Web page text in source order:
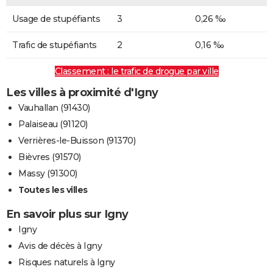
Usage de stupéfiants 3 0,26 ‰
Trafic de stupéfiants 2 0,16 ‰
Classement : le trafic de drogue par ville
Les villes à proximité d'Igny
Vauhallan (91430)
Palaiseau (91120)
Verrières-le-Buisson (91370)
Bièvres (91570)
Massy (91300)
Toutes les villes
En savoir plus sur Igny
Igny
Avis de décès à Igny
Risques naturels à Igny